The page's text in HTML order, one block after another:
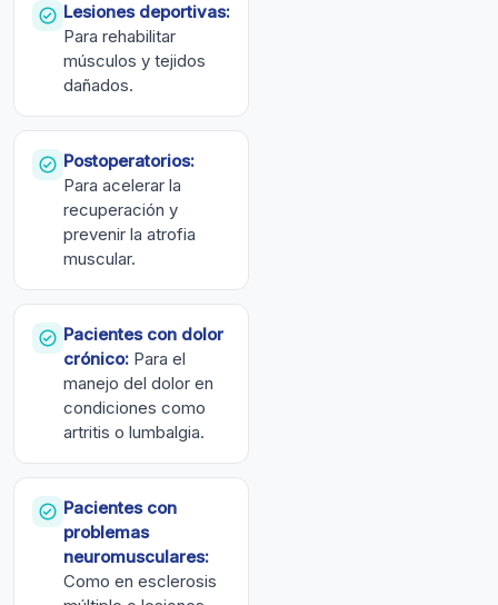
Lesiones deportivas:
Para rehabilitar
músculos y tejidos
dañados.
Postoperatorios:
Para acelerar la
recuperación y
prevenir la atrofia
muscular.
Pacientes con dolor
crónico: Para el
manejo del dolor en
condiciones como
artritis o lumbalgia.
Pacientes con
problemas
neuromusculares:
Como en esclerosis